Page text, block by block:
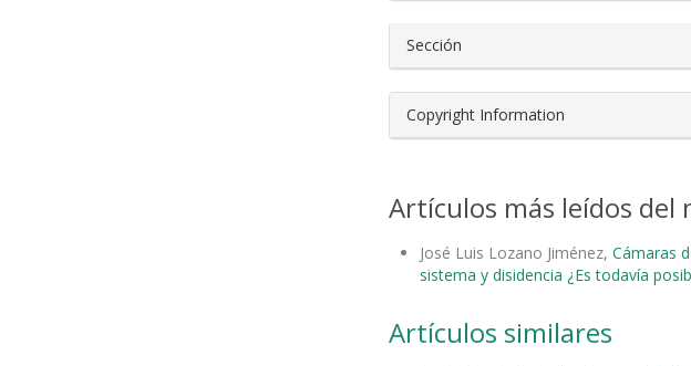
Sección
Copyright Information
Artículos más leídos del
José Luis Lozano Jiménez, Cámaras
sistema y disidencia ¿Es todavía
Artículos similares